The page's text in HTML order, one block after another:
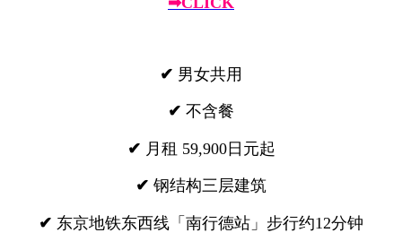
✔ 男女共用
✔ 不含餐
✔ 月租 59,900日元起
✔ 钢结构三层建筑
✔ 东京地铁东西线「南行德站」步行约12分钟